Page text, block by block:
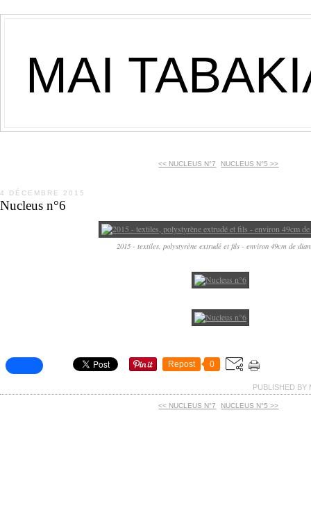
MAI
<< NUCLEUS N°7 NUCLEUS N°5 >>
4 DÉCEMBRE 2015
Nucleus n°6
2015 - textiles, polystyrène extrudé et fils - environ 49cm de
Repost 0
PUBLISHED BY
<< NUCLEUS N°7 NUCLEUS N°5 >>